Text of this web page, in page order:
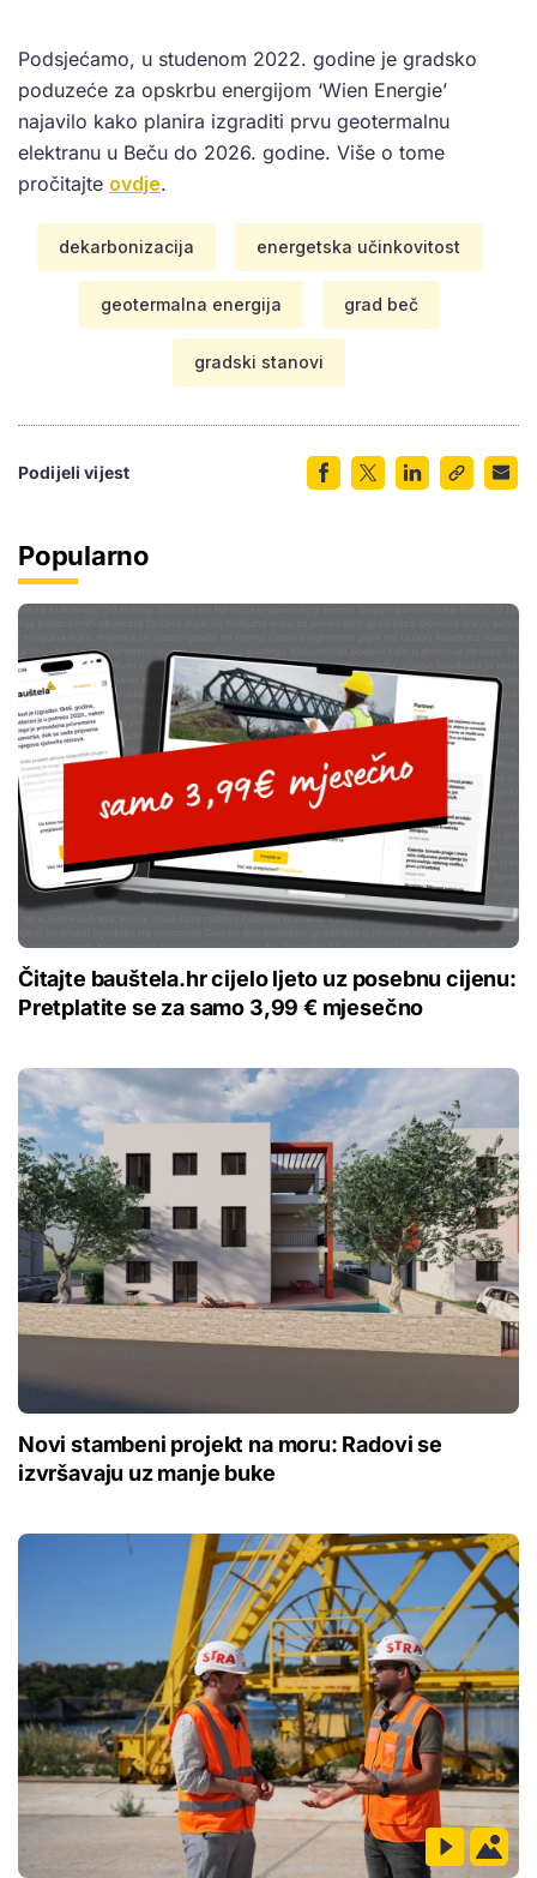
Podsjećamo, u studenom 2022. godine je gradsko
poduzeće za opskrbu energijom ‘Wien Energie’
najavilo kako planira izgraditi prvu geotermalnu
elektranu u Beču do 2026. godine. Više o tome
pročitajte ovdje.
dekarbonizacija energetska učinkovitost
geotermalna energija grad beč
gradski stanovi
Podijeli vijest
Popularno
Čitajte bauštela.hr cijelo ljeto uz posebnu cijenu:
Pretplatite se za samo 3,99 € mjesečno
Novi stambeni projekt na moru: Radovi se
izvršavaju uz manje buke